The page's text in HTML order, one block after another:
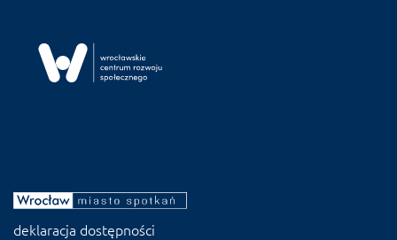
deklaracja dostępności